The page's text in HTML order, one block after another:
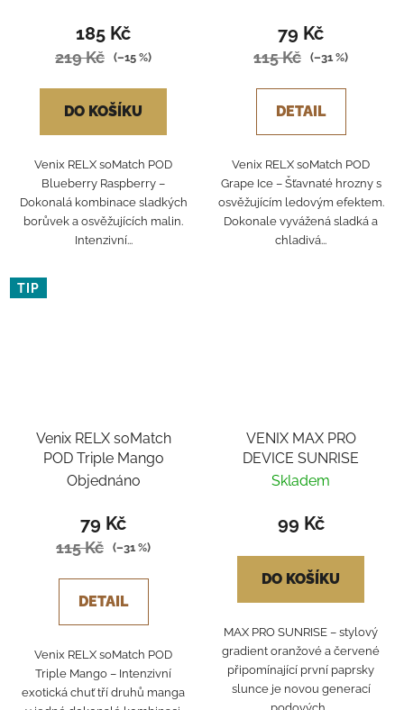
185 Kč
219 Kč (–15 %)
DO KOŠÍKU
Venix RELX soMatch POD
Blueberry Raspberry –
Dokonalá kombinace sladkých
borůvek a osvěžujících malin.
Intenzivní...
79 Kč
115 Kč (–31 %)
DETAIL
Venix RELX soMatch POD
Grape Ice – Šťavnaté hrozny s
osvěžujícím ledovým efektem.
Dokonale vyvážená sladká a
chladivá...
TIP
Venix RELX soMatch
POD Triple Mango
Objednáno
79 Kč
115 Kč (–31 %)
DETAIL
Venix RELX soMatch POD
Triple Mango – Intenzivní
exotická chuť tří druhů manga
VENIX MAX PRO
DEVICE SUNRISE
Skladem
99 Kč
DO KOŠÍKU
MAX PRO SUNRISE – stylový
gradient oranžové a červené
připomínající první paprsky
slunce je novou generací